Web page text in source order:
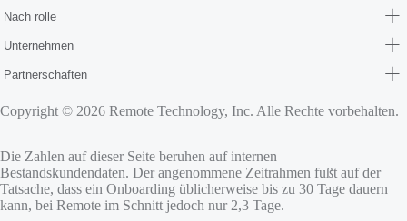
Nach rolle
Unternehmen
Partnerschaften
Copyright © 2026 Remote Technology, Inc. Alle Rechte vorbehalten.
Die Zahlen auf dieser Seite beruhen auf internen
Bestandskundendaten. Der angenommene Zeitrahmen fußt auf der
Tatsache, dass ein Onboarding üblicherweise bis zu 30 Tage dauern
kann, bei Remote im Schnitt jedoch nur 2,3 Tage.